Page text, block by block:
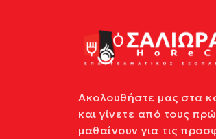
Ακολουθήστε μας στα
και γίνετε από τους
μαθαίνουν για τις